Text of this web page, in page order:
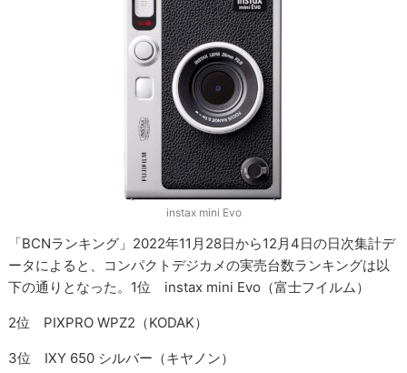
instax mini Evo
「BCNランキング」2022年11月28日から12月4日の日次集計デ
ータによると、コンパクトデジカメの実売台数ランキングは以
下の通りとなった。1位 instax mini Evo（富士フイルム）
2位 PIXPRO WPZ2（KODAK）
3位 IXY 650 シルバー（キヤノン）